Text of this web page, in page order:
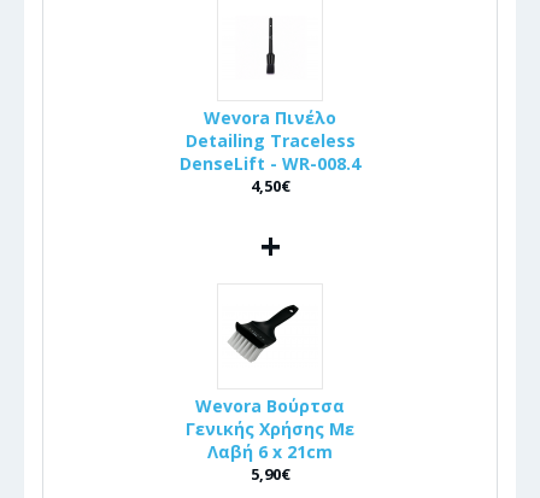
Wevora Πινέλo
Detailing Traceless
DenseLift - WR-008.4
4,50€
+
Wevora Βούρτσα
Γενικής Χρήσης Με
Λαβή 6 x 21cm
5,90€